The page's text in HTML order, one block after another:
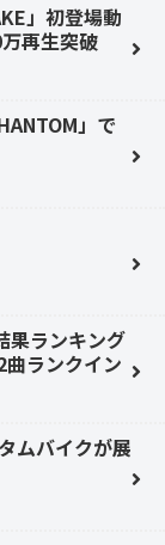
」初登場動
再生突破
」で
果ランキング
ランクイン
ムバイクが展